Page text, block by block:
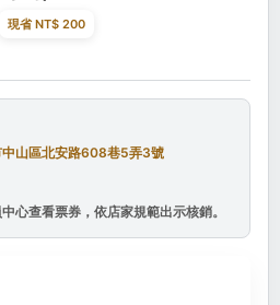
現省 NT$ 200
山區北安路608巷5弄3號
心查看票券，依店家規範出示核銷。